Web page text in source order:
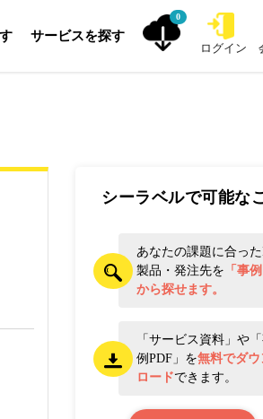
サービスを探す
0
ログイン
シーラベルで可能な
あなたの課題に合っ
製品・発注先を 「事例
から探せます。
「サービス資料」や
例PDF」を無料でダウ
ロードできます。